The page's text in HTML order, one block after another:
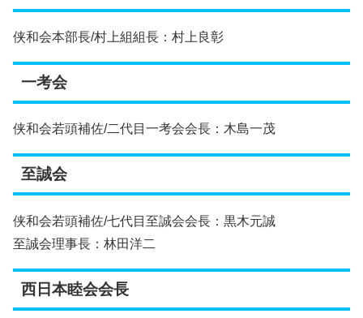
侠和会本部長/村上組組長：村上良彰
一考会
侠和会若頭補佐/二代目一考会会長：木島一茂
至誠会
侠和会若頭補佐/七代目至誠会会長：黒木元誠
至誠会理事長：林田洋二
西日本睦会会長